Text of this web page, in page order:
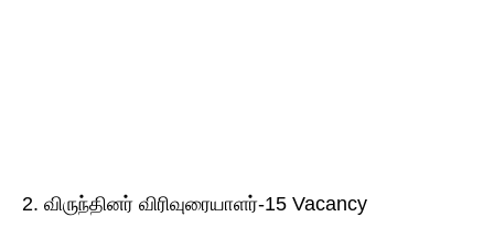
2. விருந்தினர் விரிவுரையாளர்-15 Vacancy